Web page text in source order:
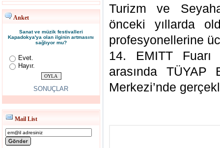
Anket
Sanat ve müzik festivalleri
Kapadokya'ya olan ilginin artmasını
sağlıyor mu?
Evet.
Hayır.
SONUÇLAR
Mail List
Turizm ve
önceki yıllarda
profesyonellerine
14. EMITT
arasında
Merkezi’nde